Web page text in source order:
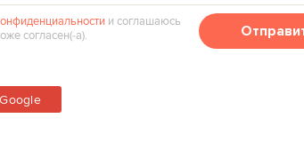
и соглашаюсь
согласен(‑а).
Google